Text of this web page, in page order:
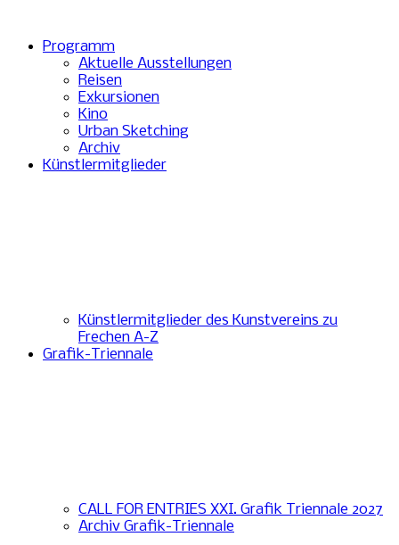
Programm
Aktuelle Ausstellungen
Reisen
Exkursionen
Kino
Urban Sketching
Archiv
Künstlermitglieder
Künstlermitglieder des Kunstvereins zu
Frechen A-Z
Grafik-Triennale
CALL FOR ENTRIES XXI. Grafik Triennale 2027
Archiv Grafik-Triennale